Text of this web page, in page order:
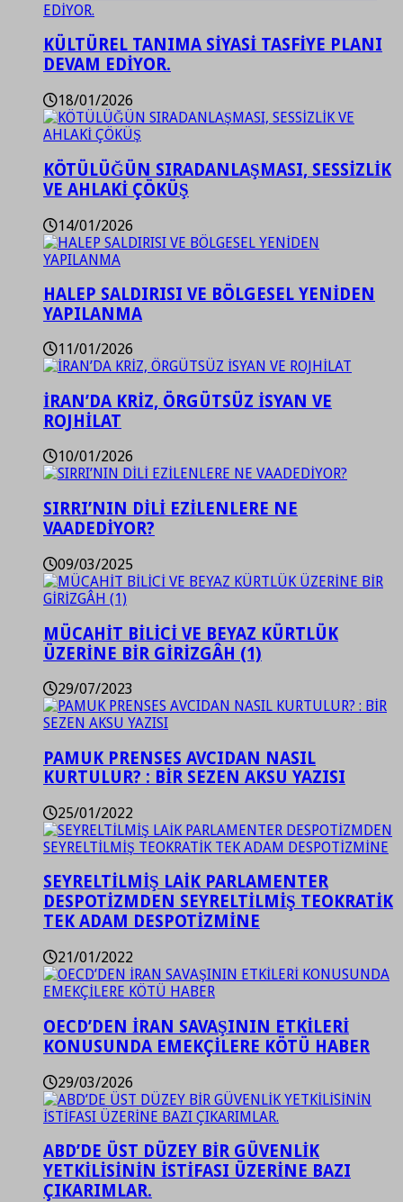
KÜLTÜREL TANIMA SİYASİ TASFİYE PLANI
DEVAM EDİYOR.
18/01/2026
KÖTÜLÜĞÜN SIRADANLAŞMASI, SESSİZLİK
VE AHLAKİ ÇÖKÜŞ
14/01/2026
HALEP SALDIRISI VE BÖLGESEL YENİDEN
YAPILANMA
11/01/2026
İRAN’DA KRİZ, ÖRGÜTSÜZ İSYAN VE
ROJHİLAT
10/01/2026
SIRRI’NIN DİLİ EZİLENLERE NE
VAADEDİYOR?
09/03/2025
MÜCAHİT BİLİCİ VE BEYAZ KÜRTLÜK
ÜZERİNE BİR GİRİZGÂH (1)
29/07/2023
PAMUK PRENSES AVCIDAN NASIL
KURTULUR? : BİR SEZEN AKSU YAZISI
25/01/2022
SEYRELTİLMİŞ LAİK PARLAMENTER
DESPOTİZMDEN SEYRELTİLMİŞ TEOKRATİK
TEK ADAM DESPOTİZMİNE
21/01/2022
OECD’DEN İRAN SAVAŞININ ETKİLERİ
KONUSUNDA EMEKÇİLERE KÖTÜ HABER
29/03/2026
ABD’DE ÜST DÜZEY BİR GÜVENLİK
YETKİLİSİNİN İSTİFASI ÜZERİNE BAZI
ÇIKARIMLAR.